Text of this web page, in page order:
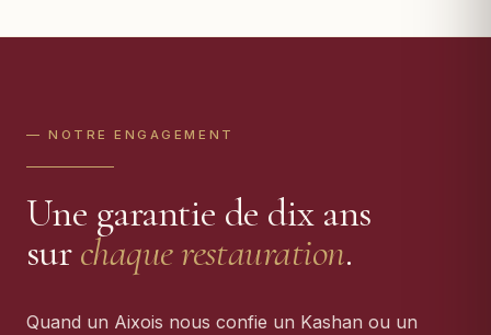
— NOTRE ENGAGEMENT
Une garantie de dix ans
surchaque restauration.
Quand un Aixois nous confie un Kashan ou un